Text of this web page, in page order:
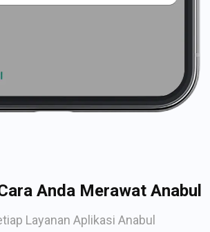
Anda Merawat Anabul
Layanan Aplikasi Anabul